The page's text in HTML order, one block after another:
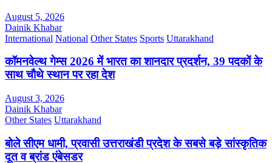
August 5, 2026
Dainik Khabar
International National Other States Sports Uttarakhand
कॉमनवेल्थ गेम्स 2026 में भारत का शानदार प्रदर्शन, 39 पदकों के
साथ चौथे स्थान पर रहा देश
August 3, 2026
Dainik Khabar
Other States Uttarakhand
बोले सीएम धामी, प्रवासी उत्तराखंडी प्रदेश के सबसे बड़े सांस्कृतिक
दूत व ब्रांड एंबेसडर